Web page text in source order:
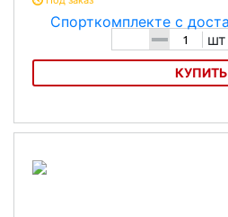
- шт
КУПИТЬ
Спин-байк DKN Technology Z-11C